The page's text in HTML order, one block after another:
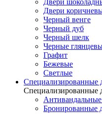
Двери
Двери
Черный венге
Черный дуб
Черный шелк
Черные
Графит
Бежевые
Светлые
Специализированные
Специализированные
Бронированные